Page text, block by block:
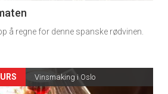
å regne for denne spanske rødvinen.
Vinsmaking i Oslo